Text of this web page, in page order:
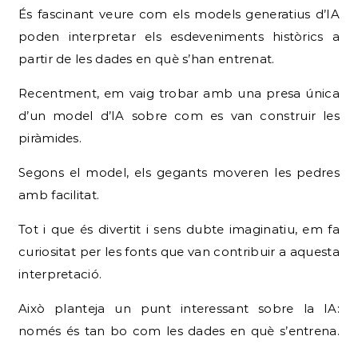
És fascinant veure com els models generatius d’IA
poden interpretar els esdeveniments històrics a
partir de les dades en què s’han entrenat.
Recentment, em vaig trobar amb una presa única
d’un model d’IA sobre com es van construir les
piràmides.
Segons el model, els gegants moveren les pedres
amb facilitat.
Toti que és divertit i sens dubte imaginatiu, em fa
curiositat per les fonts que van contribuir a aquesta
interpretació.
Això planteja un punt interessant sobre la IA:
només és tan bo com les dades en què s’entrena.